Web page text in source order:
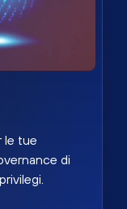
le tue
di